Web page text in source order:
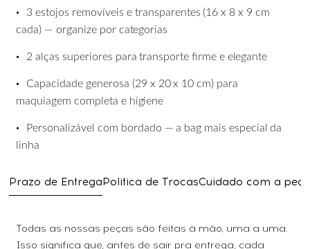
• 3 estojos removíveis e transparentes (16 x 8 x 9 cm
cada) — organize porcategorias
• 2 alças superiores para transporte firme eelegante
• Capacidade generosa (29 x 20 x 10 cm) para
maquiagem completa e higiene
• Personalizável com bordado — a bag mais especial da
linha
Prazo de Entrega Politica de TrocasCuidado com a
Todas as nossas peças são feitas à mão, uma a uma.
Isso significa que, antes de sair pra entrega, cada